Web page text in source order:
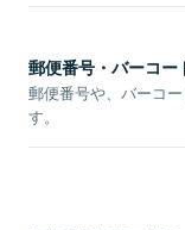
郵便番号・バーコー
郵便番号や、バーコ
す。